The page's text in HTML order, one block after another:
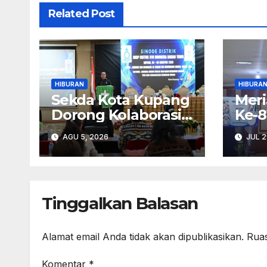
Related Post
HIBURAN
Sekda Kota Kupang
Dorong Kolaborasi
Bersama Gereja
HKBP di Era AI
AGU 5, 2026
HIBURAN
Ke-
NTT
JUL
Tinggalkan Balasan
Alamat email Anda tidak akan dipublikasikan.
Komentar *